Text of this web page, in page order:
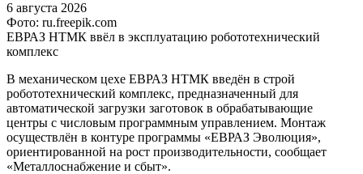
6 августа 2026
Фото: ru.freepik.com
ЕВРАЗ НТМК ввёл в эксплуатацию робототехнический
комплекс
В механическом цехе ЕВРАЗ НТМК введён в строй
робототехнический комплекс, предназначенный для
автоматической загрузки заготовок в обрабатывающие
центры с числовым программным управлением. Монтаж
осуществлён в контуре программы «ЕВРАЗ Эволюция»,
ориентированной на рост производительности, сообщает
«Металлоснабжение и сбыт».